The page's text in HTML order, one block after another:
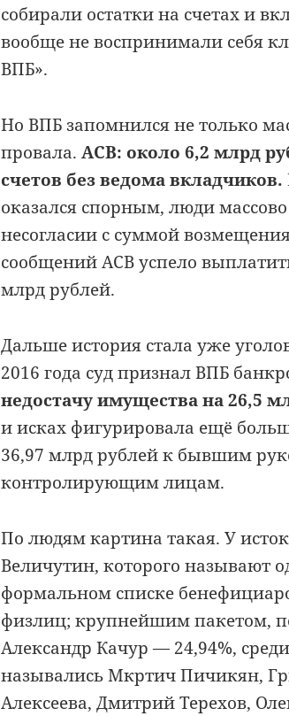
собирали остатки на счетах и
вообще не воспринимали себя
ВПБ».
Но ВПБ запомнился не только
провала.АСВ: около 6,2 млрд
счетов без ведома вкладчиков.
оказался спорным, люди
несогласии с суммой
сообщений АСВ успело
млрд рублей.
Дальше история стала уже
2016 года суд признал ВПБ
недостачу имущества на 26,5
и исках фигурировала ещё
36,97 млрд рублей к бывшим
контролирующим лицам.
По людям картина такая. У
Величутин, которого называют
формальном списке
физлиц; крупнейшим пакетом,
Александр Качур — 24,94%,
назывались Мкртич Пичикян,
Алексеева, Дмитрий Терехов,